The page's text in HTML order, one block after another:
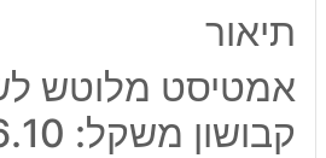
תיאור
אמטיסט מלוטש
קבושון משקל: 26.10 קרט